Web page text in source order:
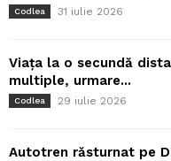
Codlea 31 iulie 2026
Viața la o secundă
multiple, urmare...
Codlea 29 iulie 2026
Autotren răsturnat pe